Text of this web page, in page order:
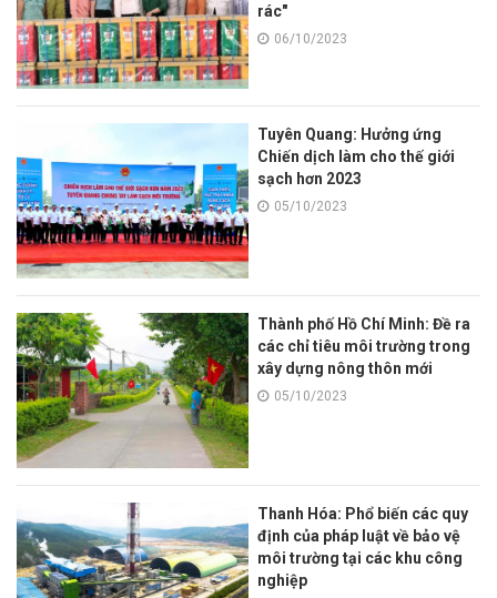
rác"
06/10/2023
Tuyên Quang: Hưởng ứng
Chiến dịch làm cho thế giới
sạch hơn 2023
05/10/2023
Thành phố Hồ Chí Minh: Đề ra
các chỉ tiêu môi trường trong
xây dựng nông thôn mới
05/10/2023
Thanh Hóa: Phổ biến các quy
định của pháp luật về bảo vệ
môi trường tại các khu công
nghiệp